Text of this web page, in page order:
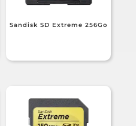
Sandisk SD Extreme 256Go